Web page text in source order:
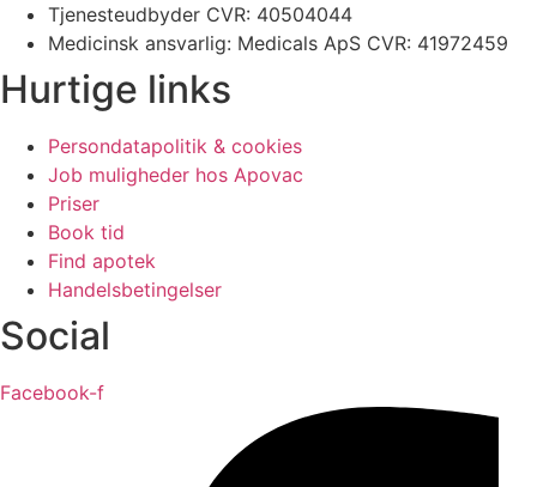
Tjenesteudbyder CVR: 40504044
Medicinsk ansvarlig: Medicals ApS CVR: 41972459
Hurtige links
Persondatapolitik & cookies
Job muligheder hos Apovac
Priser
Book tid
Find apotek
Handelsbetingelser
Social
Facebook-f